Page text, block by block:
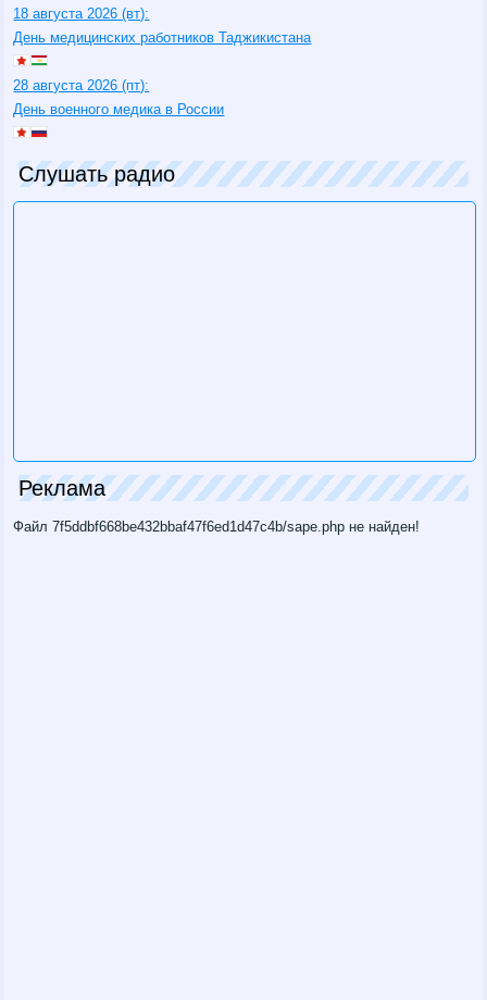
18 августа 2026 (вт):
День медицинских работников Таджикистана
28 августа 2026 (пт):
День военного медика в России
Слушать радио
Реклама
Файл 7f5ddbf668be432bbaf47f6ed1d47c4b/sape.php не найден!